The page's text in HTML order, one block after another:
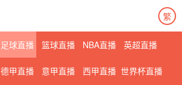
繁
足球直播 篮球直播 NBA直播 英超直播
德甲直播 意甲直播 西甲直播 世界杯直播